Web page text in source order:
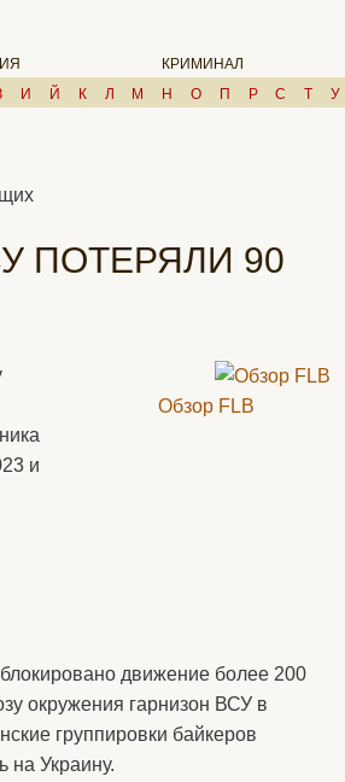
КРИМИНАЛ
И Й К Л М Н О П Р С Т У
ПОТЕРЯЛИ 90
Обзор FLB
и
движение более 200
окружения гарнизон ВСУ в
группировки байкеров
на Украину.